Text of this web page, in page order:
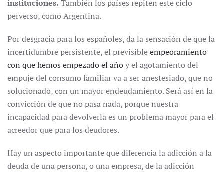
instituciones. También los países repiten este ciclo
perverso, como Argentina.
Por desgracia para los españoles, da la sensación de que la
incertidumbre persistente, el previsibleempeoramiento
con que hemos empezado el añoy el agotamiento del
empuje del consumo familiar va a ser anestesiado, que no
solucionado, con un mayor endeudamiento. Será así en la
convicción de que no pasa nada, porque nuestra
incapacidad para devolverla es un problema mayor para el
acreedor que para los deudores.
Hay un aspecto importante que diferencia la adicción a la
deuda de una persona, o una empresa, de la adicción